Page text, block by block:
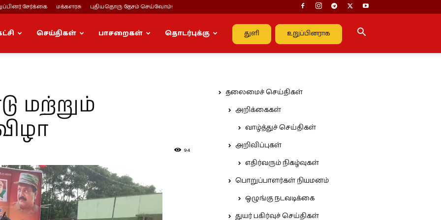
சேர்க்கை மக்களரசு புதியதொரு தேசம் செய்வோம்!
துளி உறுப்பினராக
செய்திகள் பாசறைகள் தொடர்புக்கு
மற்றும்
94
தலைமைச் செய்திகள்
அறிக்கைகள்
வாழ்த்துச் செய்திகள்
அறிவிப்புகள்
எதிர்வரும் நிகழ்வுகள்
பொறுப்பாளர்கள் நியமனம்
ஒழுங்கு நடவடிக்கை
துயர் பகிர்வுச் செய்திகள்